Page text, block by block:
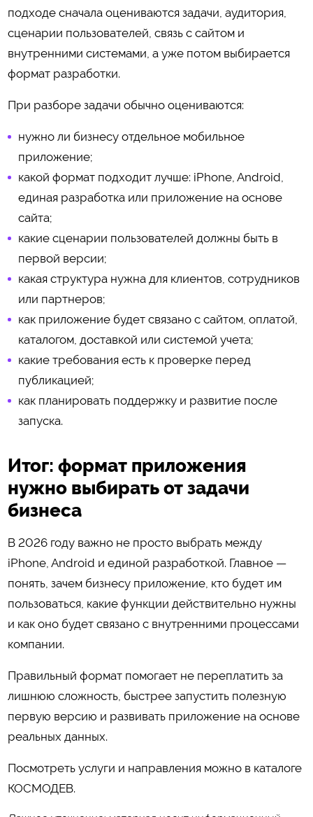
подходе сначала оцениваются задачи, аудитория,
сценарии пользователей, связь с сайтом и
внутренними системами, а уже потом выбирается
формат разработки.
При разборе задачи обычно оцениваются:
нужно ли бизнесу отдельное мобильное
приложение;
какой формат подходит лучше: iPhone, Android,
единая разработка или приложение на основе
сайта;
какие сценарии пользователей должны быть в
первой версии;
какая структура нужна для клиентов, сотрудников
или партнеров;
как приложение будет связано с сайтом, оплатой,
каталогом, доставкой или системой учета;
какие требования есть к проверке перед
публикацией;
как планировать поддержку и развитие после
запуска.
Итог: формат приложения
нужно выбирать от задачи
бизнеса
В 2026 году важно не просто выбрать между
iPhone, Android и единой разработкой. Главное —
понять, зачем бизнесу приложение, кто будет им
пользоваться, какие функции действительно нужны
и как оно будет связано с внутренними процессами
компании.
Правильный формат помогает не переплатить за
лишнюю сложность, быстрее запустить полезную
первую версию и развивать приложение на основе
реальных данных.
Посмотреть услуги и направления можно в каталоге
КОСМОДЕВ.